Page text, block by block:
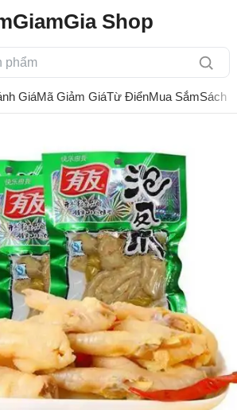
Shop
GiáMã Giảm GiáTừ ĐiểnMua SắmSách